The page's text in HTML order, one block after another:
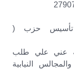
تأسيس حزب (
عني علي طلب
النيابية